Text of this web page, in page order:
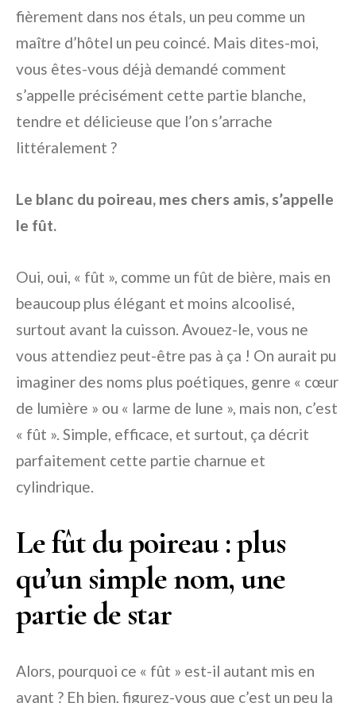
fièrement dans nos étals, un peu comme un
maître d’hôtel un peu coincé. Mais dites-moi,
vous êtes-vous déjà demandé comment
s’appelle précisément cette partie blanche,
tendre et délicieuse que l’on s’arrache
littéralement ?
Le blanc du poireau, mes chers amis, s’appelle
le fût.
Oui, oui, « fût », comme un fût de bière, mais en
beaucoup plus élégant et moins alcoolisé,
surtout avant la cuisson. Avouez-le, vous ne
vous attendiez peut-être pas à ça ! On aurait pu
imaginer des noms plus poétiques, genre « cœur
de lumière » ou « larme de lune », mais non, c’est
« fût ». Simple, efficace, et surtout, ça décrit
parfaitement cette partie charnue et
cylindrique.
Le fût du poireau : plus
qu’un simple nom, une
partie de star
Alors, pourquoi ce « fût » est-il autant mis en
avant ? Eh bien, figurez-vous que c’est un peu la